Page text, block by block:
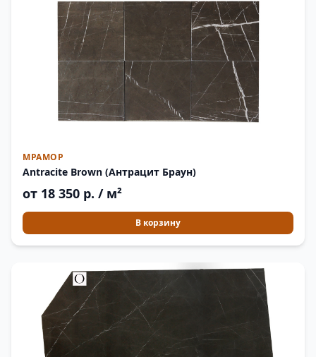
МРАМОР
Antracite Brown (Антрацит Браун)
от 18 350 р. / м²
В корзину